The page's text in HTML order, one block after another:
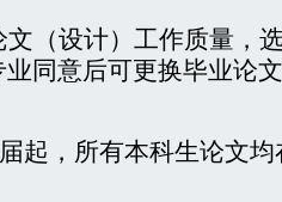
文（设计）工作质量，
同意后可更换毕业论
届起，所有本科生论文